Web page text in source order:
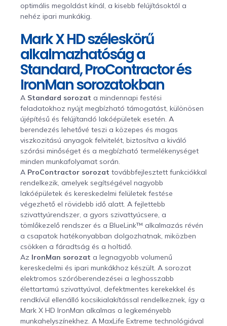
optimális megoldást kínál, a kisebb felújításoktól a
nehéz ipari munkákig.
Mark X HD széleskörű
alkalmazhatóság a
Standard, ProContractor és
IronMan sorozatokban
A Standard sorozat a mindennapi festési
feladatokhoz nyújt megbízható támogatást, különösen
újépítésű és felújítandó lakóépületek esetén. A
berendezés lehetővé teszi a közepes és magas
viszkozitású anyagok felvitelét, biztosítva a kiváló
szórási minőséget és a megbízható termelékenységet
minden munkafolyamat során.
A ProContractor sorozat továbbfejlesztett funkciókkal
rendelkezik, amelyek segítségével nagyobb
lakóépületek és kereskedelmi felületek festése
végezhető el rövidebb idő alatt. A fejlettebb
szivattyúrendszer, a gyors szivattyúcsere, a
tömlőkezelő rendszer és a BlueLink™ alkalmazás révén
a csapatok hatékonyabban dolgozhatnak, miközben
csökken a fáradtság és a holtidő.
Az IronMan sorozat a legnagyobb volumenű
kereskedelmi és ipari munkákhoz készült. A sorozat
elektromos szóróberendezései a leghosszabb
élettartamú szivattyúval, defektmentes kerekekkel és
rendkívül ellenálló kocsikialakítással rendelkeznek, így a
Mark X HD IronMan alkalmas a legkeményebb
munkahelyszínekhez. A MaxLife Extreme technológiával